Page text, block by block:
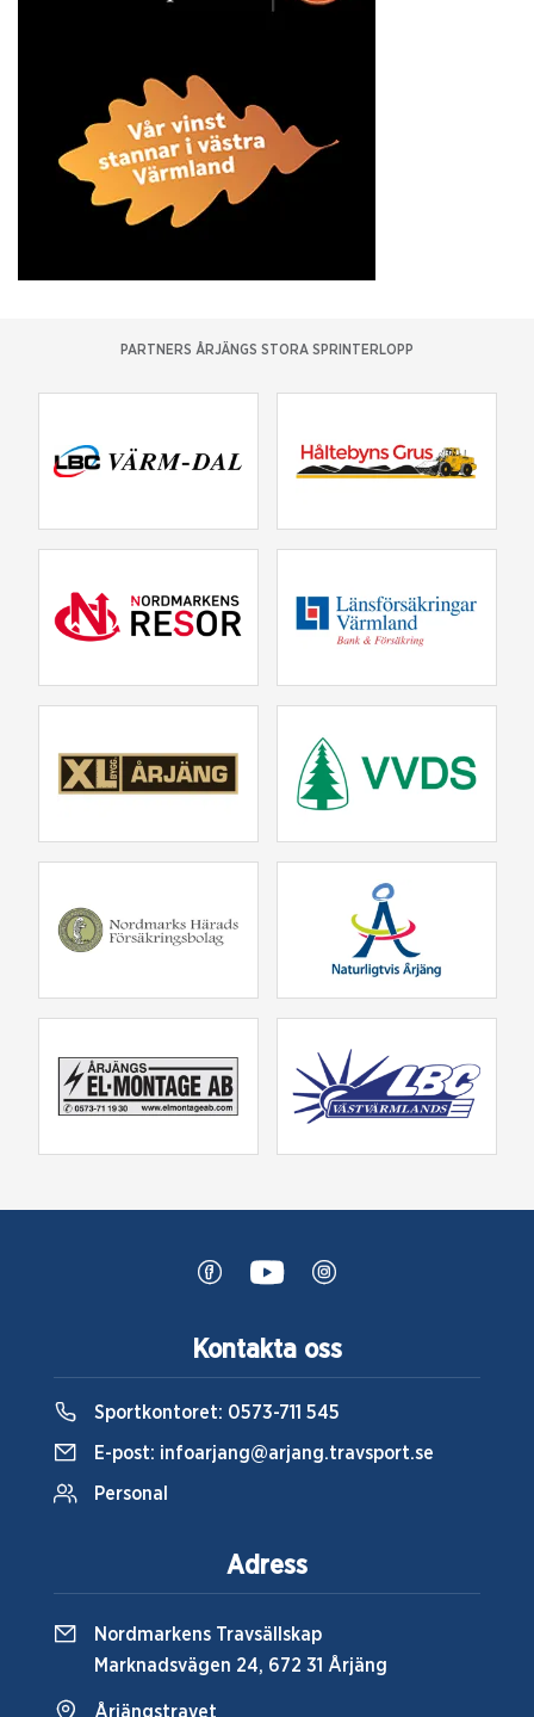
PARTNERS ÅRJÄNGS STORA SPRINTERLOPP
Kontakta oss
Sportkontoret: 0573-711 545
E-post: infoarjang@arjang.travsport.se
Personal
Adress
Nordmarkens Travsällskap
Marknadsvägen 24, 672 31 Årjäng
Årjängstravet